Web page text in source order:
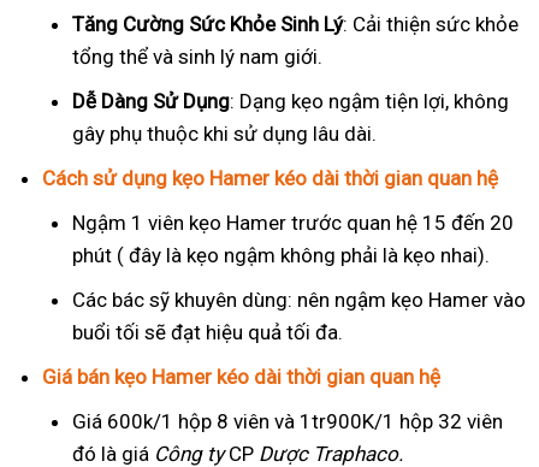
Tăng Cường Sức Khỏe Sinh Lý: Cải thiện sức khỏe
tổng thể và sinh lý nam giới.
Dễ Dàng Sử Dụng: Dạng kẹo ngậm tiện lợi, không
gây phụ thuộc khi sử dụng lâu dài.
Cách sử dụng kẹo Hamer kéo dài thời gian quan hệ
Ngậm 1 viên kẹo Hamer trước quan hệ 15 đến 20
phút ( đây là kẹo ngậm không phải là kẹo nhai).
Các bác sỹ khuyên dùng: nên ngậm kẹo Hamer vào
buổi tối sẽ đạt hiệu quả tối đa.
Giá bán kẹo Hamer kéo dài thời gian quan hệ
Giá 600k/1 hộp 8 viên và 1tr900K/1 hộp 32 viên
đó là giá Công tyCP Dược Traphaco.